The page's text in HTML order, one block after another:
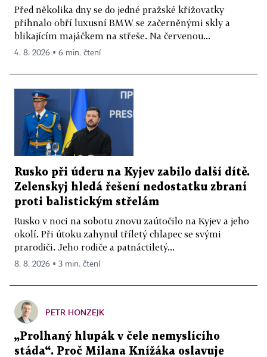
Před několika dny se do jedné pražské křižovatky
přihnalo obří luxusní BMW se začerněnými skly a
blikajícím majáčkem na střeše. Na červenou...
4. 8. 2026 ▪ 6 min. čtení
Rusko při úderu na Kyjev zabilo další dítě.
Zelenskyj hledá řešení nedostatku zbraní
proti balistickým střelám
Rusko v noci na sobotu znovu zaútočilo na Kyjev a jeho
okolí. Při útoku zahynul tříletý chlapec se svými
prarodiči. Jeho rodiče a patnáctiletý...
8. 8. 2026 ▪ 3 min. čtení
PETR HONZEJK
„Prolhaný hlupák v čele nemyslícího
stáda“. Proč Milana Knížáka oslavuje